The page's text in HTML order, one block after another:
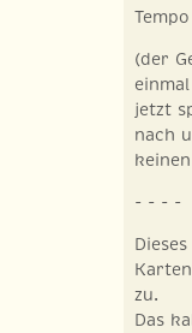
(der
jetzt
nach
- - - -
zu.
Das